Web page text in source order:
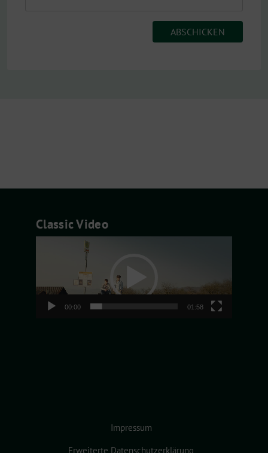
Classic Video
00:00 01:58
Impressum
Erweiterte Datenschutzerklärung